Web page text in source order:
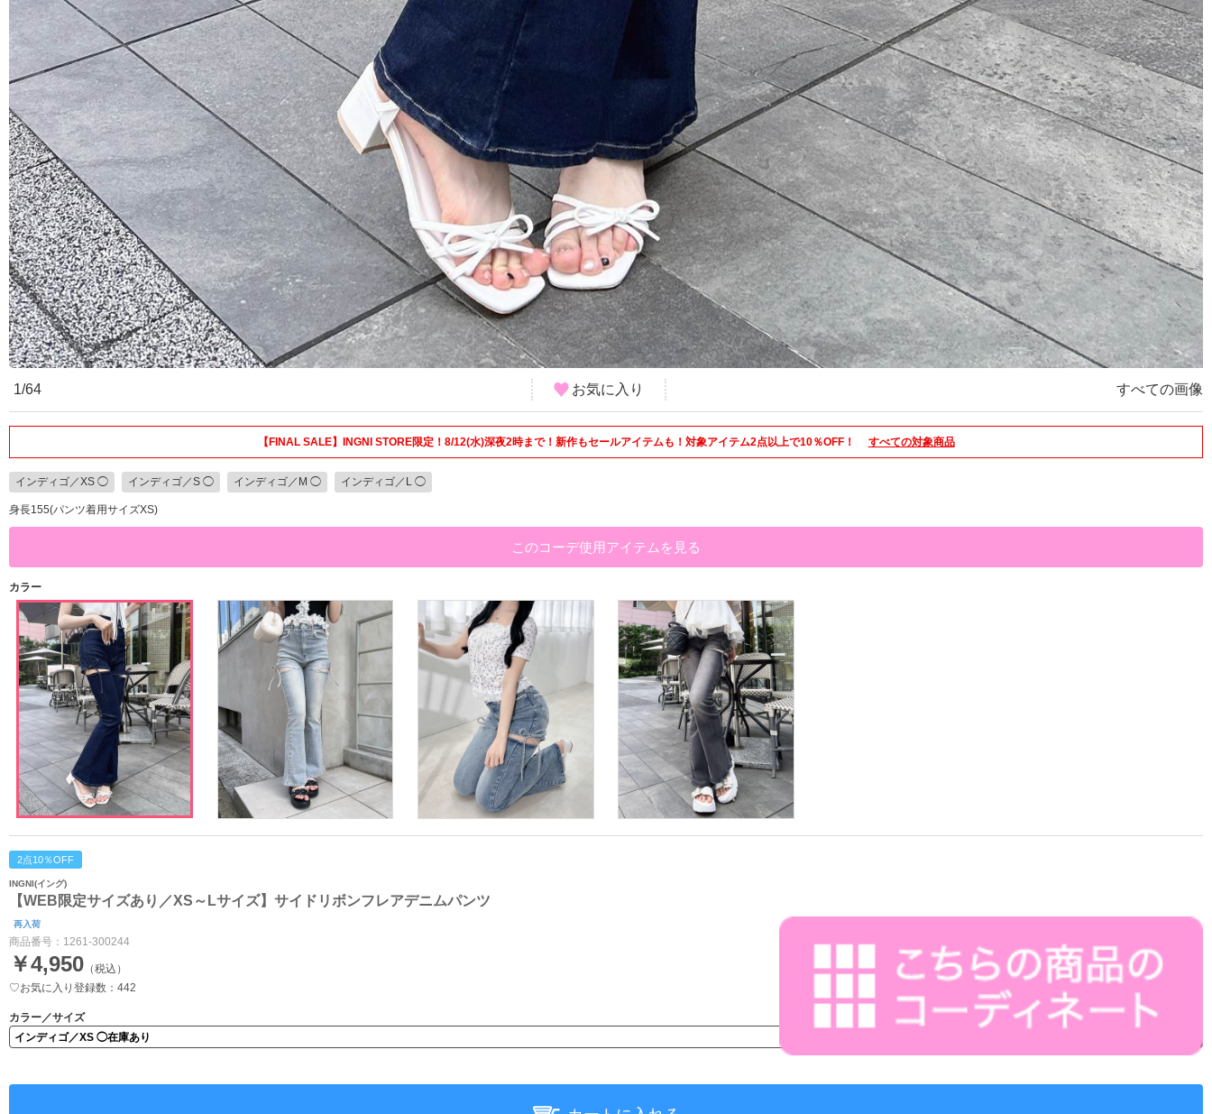
1/64 お気に入り すべての画像
【FINAL SALE】INGNI STORE限定！8/12(水)深夜2時まで！新作もセールアイテムも！対象アイテム2点以上で10％OFF！ すべての対象商品
インディゴ／XS ◯ インディゴ／S ◯ インディゴ／M ◯ インディゴ／L ◯
身長155(パンツ着用サイズXS)
このコーデ使用アイテムを見る
カラー
2点10％OFF
INGNI(イング)
【WEB限定サイズあり／XS～Lサイズ】サイドリボンフレアデニムパンツ
再入荷
商品番号： 1261-300244
￥4,950 （税込）
♡お気に入り登録数：442
カラー／サイズ